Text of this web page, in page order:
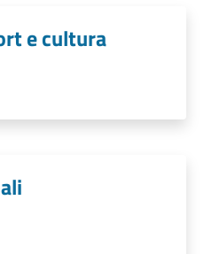
e cultura